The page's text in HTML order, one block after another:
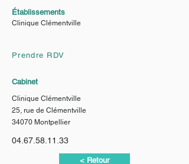
Établissements
Clinique Clémentville
Prendre RDV
Cabinet
Clinique Clémentville
25, rue de Clémentville
34070 Montpellier
04.67.58.11.33
< Retour